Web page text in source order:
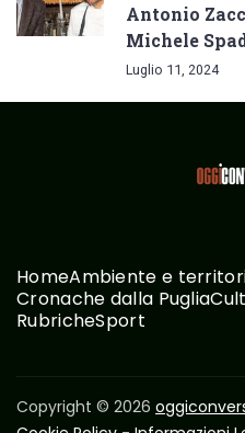
Antonio
Michele
Luglio 11, 2024
HomeAmbiente e
Cronache dalla Puglia
RubricheSport
Copyright © 2026